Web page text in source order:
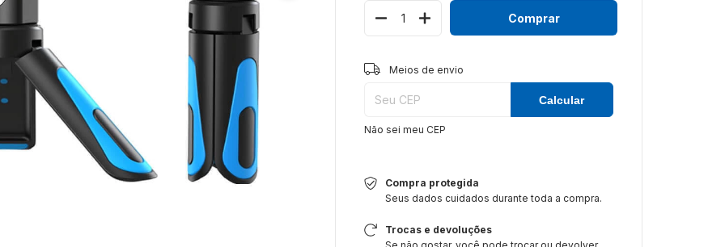
Entregas para o CEP:
Meios de envio
Calcular
Não sei meu CEP
Compra protegida
Seus dados cuidados durante toda a compra.
Trocas e devoluções